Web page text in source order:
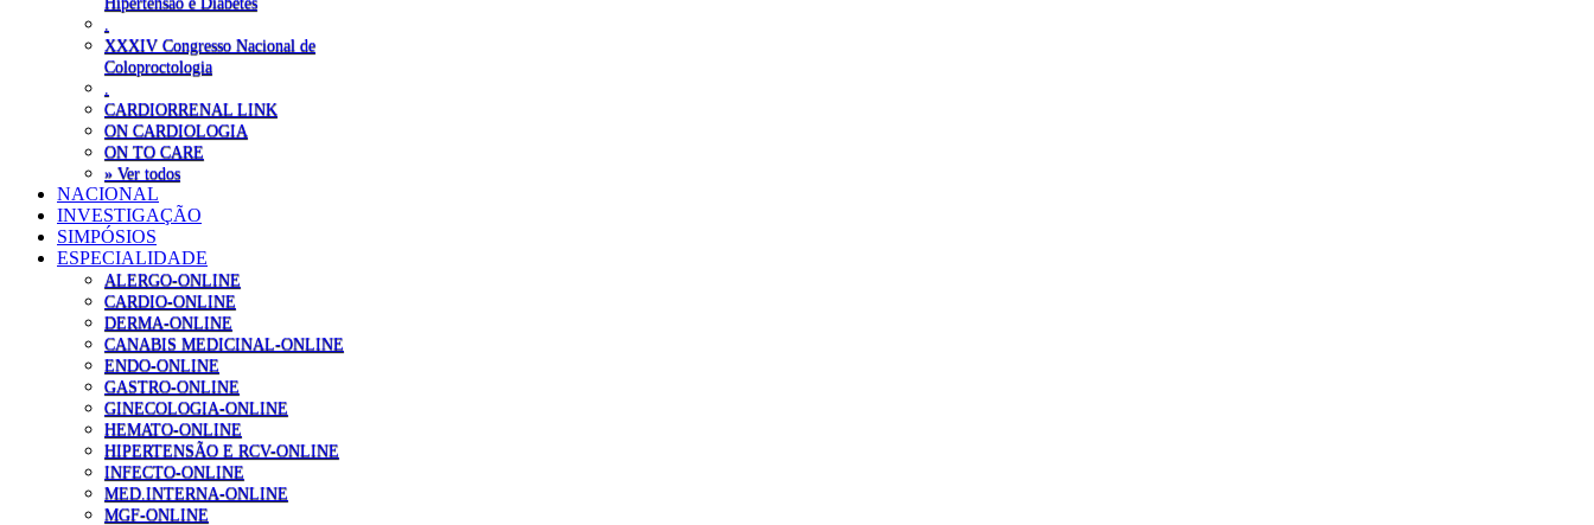
XXXIV Congresso Nacional de
Coloproctologia
CARDIORRENAL LINK
ON CARDIOLOGIA
ON TO CARE
» Ver todos
NACIONAL
INVESTIGAÇÃO
SIMPÓSIOS
ESPECIALIDADE
ALERGO-ONLINE
CARDIO-ONLINE
DERMA-ONLINE
CANABIS MEDICINAL-ONLINE
ENDO-ONLINE
GASTRO-ONLINE
GINECOLOGIA-ONLINE
HEMATO-ONLINE
HIPERTENSÃO E RCV-ONLINE
INFECTO-ONLINE
MED.INTERNA-ONLINE
MGF-ONLINE